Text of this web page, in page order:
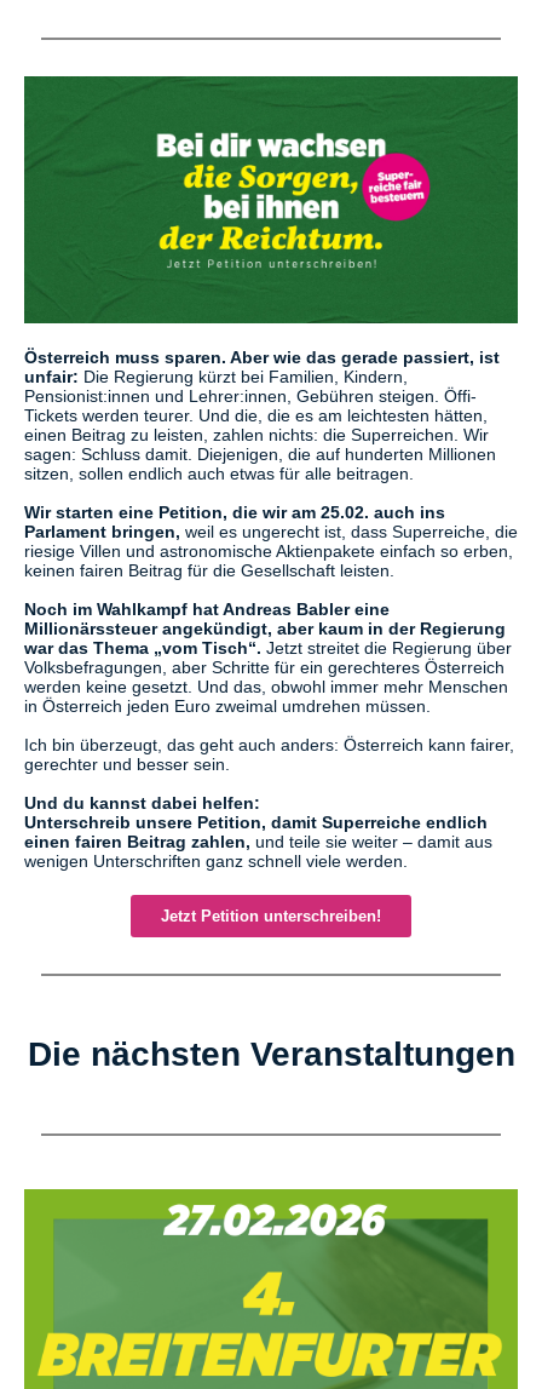
Österreich muss sparen. Aber wie das gerade passiert, ist
unfair: Die Regierung kürzt bei Familien, Kindern,
Pensionist:innen und Lehrer:innen, Gebühren steigen. Öffi-
Tickets werden teurer. Und die, die es am leichtesten hätten,
einen Beitrag zu leisten, zahlen nichts: die Superreichen. Wir
sagen: Schluss damit. Diejenigen, die auf hunderten Millionen
sitzen, sollen endlich auch etwas für alle beitragen.
Wir starten eine Petition, die wir am 25.02. auch ins
Parlament bringen, weil es ungerecht ist, dass Superreiche, die
riesige Villen und astronomische Aktienpakete einfach so erben,
keinen fairen Beitrag für die Gesellschaft leisten.
Noch im Wahlkampf hat Andreas Babler eine
Millionärssteuer angekündigt, aber kaum in der Regierung
war das Thema „vom Tisch“. Jetzt streitet die Regierung über
Volksbefragungen, aber Schritte für ein gerechteres Österreich
werden keine gesetzt. Und das, obwohl immer mehr Menschen
in Österreich jeden Euro zweimal umdrehen müssen.
Ich bin überzeugt, das geht auch anders: Österreich kann fairer,
gerechter und besser sein.
Und du kannst dabei helfen:
Unterschreib unsere Petition, damit Superreiche endlich
einen fairen Beitrag zahlen, und teile sie weiter – damit aus
wenigen Unterschriften ganz schnell viele werden.
Jetzt Petition unterschreiben!
Die nächsten Veranstaltungen